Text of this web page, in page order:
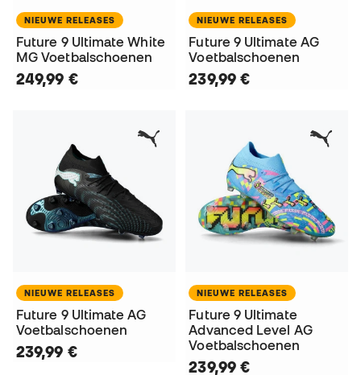
NIEUWE RELEASES
Future 9 Ultimate White
MG Voetbalschoenen
249,99 €
NIEUWE RELEASES
Future 9 Ultimate AG
Voetbalschoenen
239,99 €
NIEUWE RELEASES
Future 9 Ultimate AG
Voetbalschoenen
239,99 €
NIEUWE RELEASES
Future 9 Ultimate
Advanced Level AG
Voetbalschoenen
239,99 €